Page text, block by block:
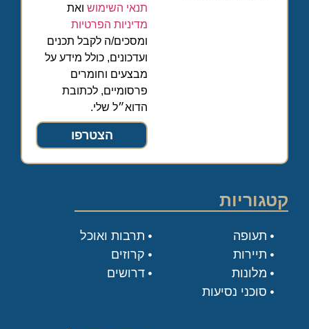
תנאי השימוש ואת
מדיניות הפרטיות
ומסכים/ה לקבל תכנים
ועדכונים, כולל מידע על
מבצעים וחומרים
פרסומיים, לכתובת
הדוא״ל שלי.
הצטרפו
קטגוריות
תעופה
תיירות
מלונות
סוכני נסיעות
תרבות ואוכל
קרוזים
דרושים